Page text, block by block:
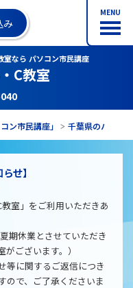
MENU
み
室なら パソコン市民講座
C教室
ン市民講座」 千葉県のパソコ
せ】
室」をご利用いただきあ
期休業とさせていただき
ございます。）
等に関するご返信につき
ので、ご了承くださいま